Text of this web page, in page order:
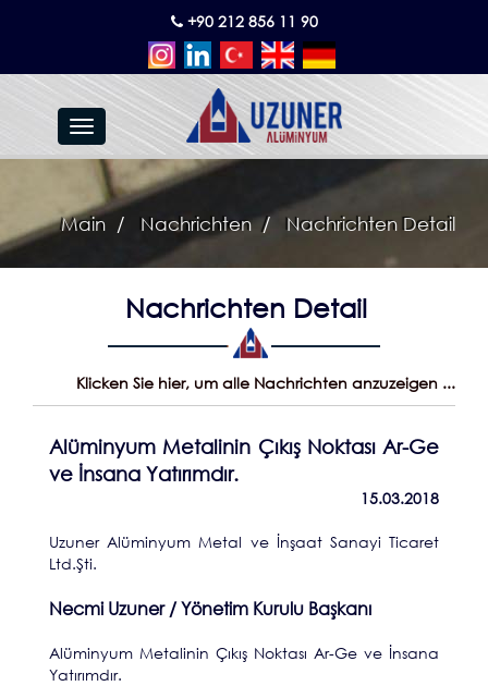
+90 212 856 11 90
Toggle
navigation
Main Nachrichten Nachrichten Detail
Nachrichten Detail
Klicken Sie hier, um alle Nachrichten anzuzeigen ...
Alüminyum Metalinin Çıkış Noktası Ar-Ge
ve İnsana Yatırımdır.
15.03.2018
Uzuner Alüminyum Metal ve İnşaat Sanayi Ticaret
Ltd.Şti.
Necmi Uzuner / Yönetim Kurulu Başkanı
Alüminyum Metalinin Çıkış Noktası Ar-Ge ve İnsana
Yatırımdır.